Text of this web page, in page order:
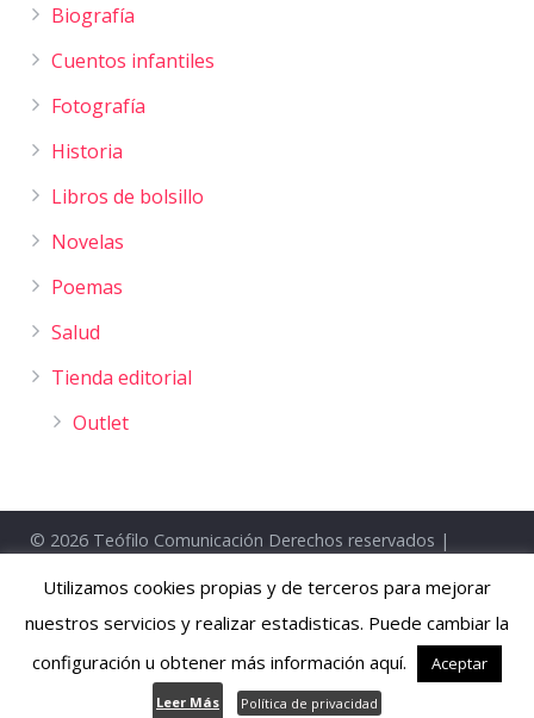
Biografía
Cuentos infantiles
Fotografía
Historia
Libros de bolsillo
Novelas
Poemas
Salud
Tienda editorial
Outlet
© 2026 Teófilo Comunicación Derechos reservados |
Formas de pago y entrega gratuíta
Utilizamos cookies propias y de terceros para mejorar
nuestros servicios y realizar estadisticas. Puede cambiar la
configuración u obtener más información aquí.
Aceptar
Leer Más Política de privacidad